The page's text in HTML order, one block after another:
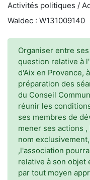
Activités politiques /
Waldec : W131009140
Organiser entre
question relative à
d'Aix en Provence,
préparation des
du Conseil
réunir les
ses membres de
mener ses actions
nom
,l'association
relative à son objet
par tout moyen